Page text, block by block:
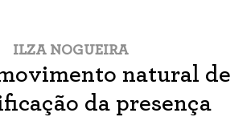
ILZA NOGUEIRA
natural de
da presença